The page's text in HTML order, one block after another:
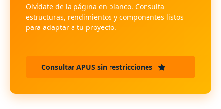
Olvídate de la página en blanco. Consulta
estructuras, rendimientos y componentes listos
para adaptar a tu proyecto.
Consultar APUS sin restricciones